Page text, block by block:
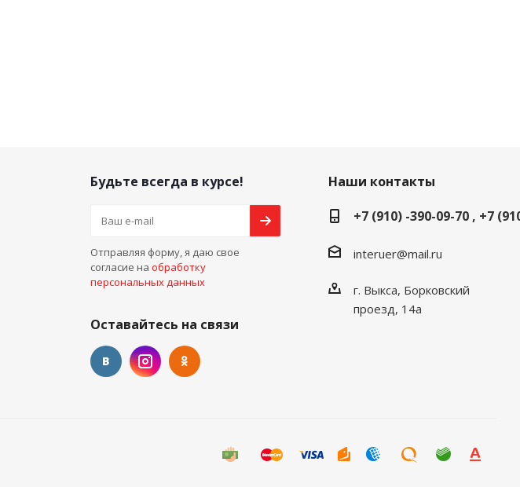
Будьте всегда в курсе!
Отправляя форму, я даю свое
согласие на обработку
персональных данных
Оставайтесь на связи
Наши контакты
+7 (910) -390-09-70 , +7
interuer@mail.ru
г. Выкса, Борковский
проезд, 14а